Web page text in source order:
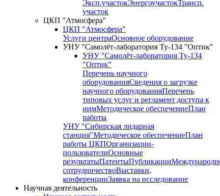
Эксп.участокЭнергоучастокТрансп.
участок
ЦКП "Атмосфера"
ЦКП "Атмосфера"
Услуги центраОсновное оборудование
УНУ "Самолёт-лаборатория Ту-134 "Оптик"
УНУ "Самолёт-лаборатория Ту-134
"Оптик"
Перечень научного
оборудованияСведения о загрузке
научного оборудованияПеречень
типовых услуг и регламент доступа к
нимМетодическое обеспечениеПлан
работы
УНУ "Сибирская лидарная
станция"Методическое обеспечениеПлан
работы ЦКПОрганизации-
пользователиОсновные
результатыПатентыПубликации
сотрудничествоВыставки,
конференцииЗаявка на исследование
Научная деятельность